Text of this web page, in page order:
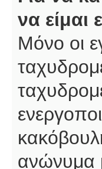
να είμαι
Μόνο οι
ανώνυμα